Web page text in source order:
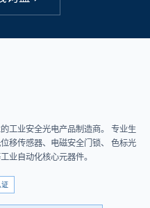
工业安全光电产品制造商。 专业生
移传感器、电磁安全门锁、 色标光
业自动化核心元器件。
证